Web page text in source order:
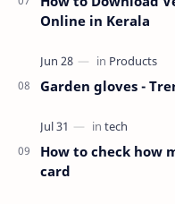
Online in Kerala
Garden gloves -
How to check how
card